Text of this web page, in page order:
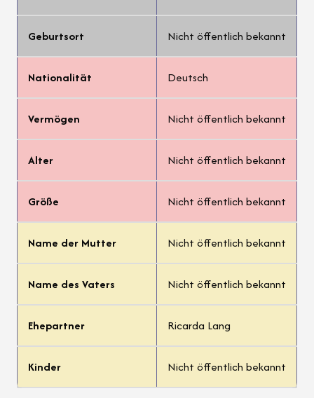
Geburtsort Nicht öffentlich bekannt
Nationalität Deutsch
Vermögen Nicht öffentlich bekannt
Alter Nicht öffentlich bekannt
Größe Nicht öffentlich bekannt
Name der Mutter Nicht öffentlich bekannt
Name des Vaters Nicht öffentlich bekannt
Ehepartner Ricarda Lang
Kinder Nicht öffentlich bekannt